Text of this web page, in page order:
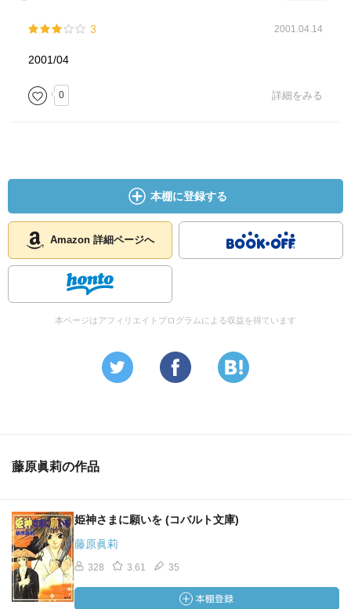
3 2001.04.14
2001/04
0 詳細をみる
本棚に登録する
Amazon 詳細ページへ
本ページはアフィリエイトプログラムによる収益を得ています
藤原眞莉の作品
姫神さまに願いを (コバルト文庫)
藤原眞莉
328 3.61 35